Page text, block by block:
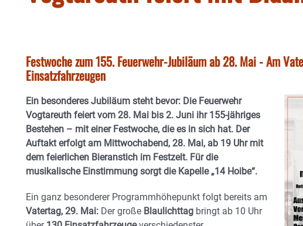
Festwoche zum 155. Feuerwehr-Jubiläum ab 28. Mai - Am
Einsatzfahrzeugen
Ein besonderes Jubiläum steht bevor: Die Feuerwehr
Vogtareuth feiert vom 28. Mai bis 2. Juni ihr 155-jähriges
Bestehen – mit einer Festwoche, die es in sich hat. Der
Auftakt erfolgt am Mittwochabend, 28. Mai, ab 19 Uhr mit
dem feierlichen Bieranstich im Festzelt. Für die
musikalische Einstimmung sorgt die Kapelle „14 Hoibe“.
Ein ganz besonderer Programmhöhepunkt folgt bereits am
Vatertag, 29. Mai: Der große Blaulichttag bringt ab 10 Uhr